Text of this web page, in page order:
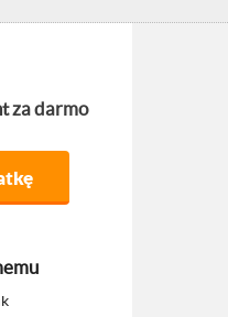
za darmo